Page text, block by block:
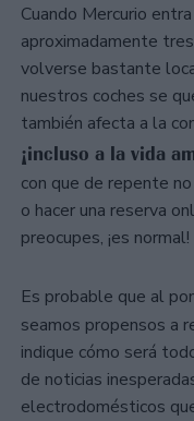
Cuando Mercurio
aproximadamente
volverse bastante
nuestros coches se
también afecta a la
¡incluso a la vida
con que de repente
o hacer una reserva
preocupes, ¡es normal!
Es probable que al
seamos propensos a
indique cómo será
de noticias
electrodomésticos